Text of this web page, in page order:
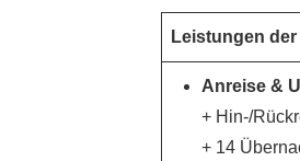
Leistungen
Anreise &
+ Hin-/
+ 14